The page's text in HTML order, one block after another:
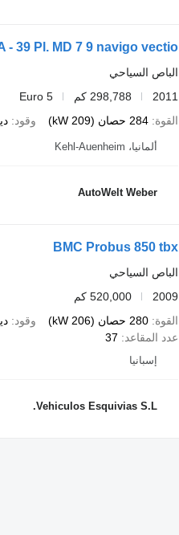
- 39 Pl. MD 7 9 navigo vectio
الباص السياحي
2011
298,788 كم
Euro 5
القوة 284 حصان (209 kW) وقود
ألمانيا، Kehl-Auenheim
AutoWelt Weber
BMC Probus 850 tbx
الباص السياحي
2009
520,000 كم
القوة 280 حصان (206 kW) وقود
عدد المقاعد
37
إسبانيا
Vehiculos Esquivias S.L.